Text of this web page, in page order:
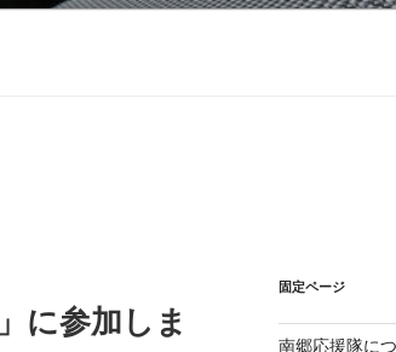
に参加しま
固定ページ
南郷応援隊に